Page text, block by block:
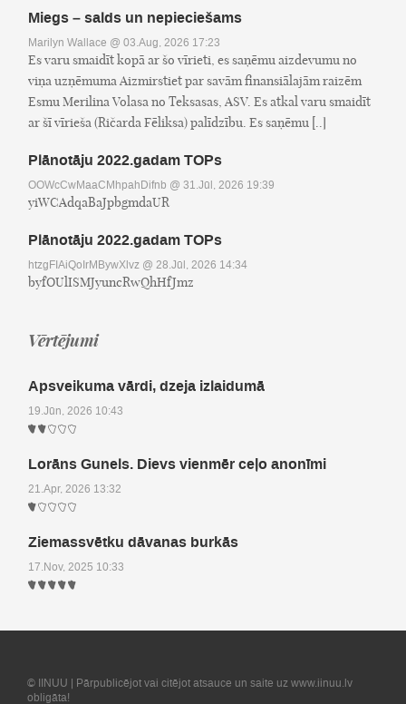
Miegs – salds un nepieciešams
Marilyn Wallace @ 03.Aug, 2026 17:23
Es varu smaidīt kopā ar šo vīrieti, es saņēmu aizdevumu no
viņa uzņēmuma Aizmirstiet par savām finansiālajām raizēm
Esmu Merilina Volasa no Teksasas, ASV. Es atkal varu smaidīt
ar šī vīrieša (Ričarda Fēliksa) palīdzību. Es saņēmu [..]
Plānotāju 2022.gadam TOPs
OOWcCwMaaCMhpahDifnb @ 31.Jūl, 2026 19:39
yiWCAdqaBaJpbgmdaUR
Plānotāju 2022.gadam TOPs
htzgFIAiQoIrMBywXlvz @ 28.Jūl, 2026 14:34
byfOUlISMJyuncRwQhHfJmz
Vērtējumi
Apsveikuma vārdi, dzeja izlaidumā
19.Jūn, 2026 10:43
Lorāns Gunels. Dievs vienmēr ceļo anonīmi
21.Apr, 2026 13:32
Ziemassvētku dāvanas burkās
17.Nov, 2025 10:33
© IINUU | Pārpublicējot vai citējot atsauce un saite uz www.iinuu.lv
obligāta!